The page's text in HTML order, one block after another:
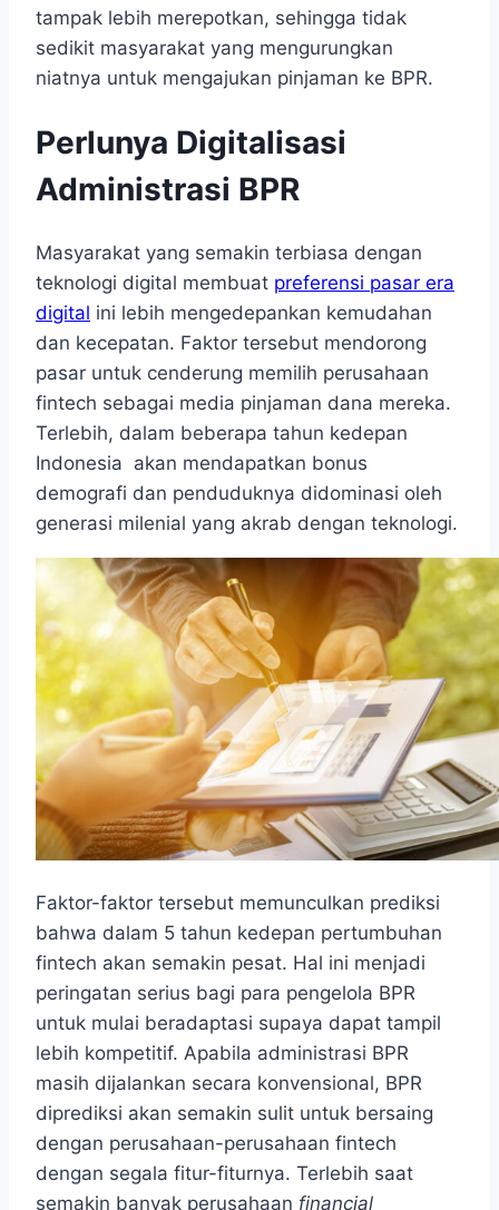
tampak lebih merepotkan, sehingga tidak
sedikit masyarakat yang mengurungkan
niatnya untuk mengajukan pinjaman ke BPR.
Perlunya Digitalisasi
Administrasi BPR
Masyarakat yang semakin terbiasa dengan
teknologi digital membuat preferensi pasar era
digital ini lebih mengedepankan kemudahan
dan kecepatan. Faktor tersebut mendorong
pasar untuk cenderung memilih perusahaan
fintech sebagai media pinjaman dana mereka.
Terlebih, dalam beberapa tahun kedepan
Indonesia akan mendapatkan bonus
demografi dan penduduknya didominasi oleh
generasi milenial yang akrab dengan teknologi.
Faktor-faktor tersebut memunculkan prediksi
bahwa dalam 5 tahun kedepan pertumbuhan
fintech akan semakin pesat. Hal ini menjadi
peringatan serius bagi para pengelola BPR
untuk mulai beradaptasi supaya dapat tampil
lebih kompetitif. Apabila administrasi BPR
masih dijalankan secara konvensional, BPR
diprediksi akan semakin sulit untuk bersaing
dengan perusahaan-perusahaan fintech
dengan segala fitur-fiturnya. Terlebih saat
semakin banyak perusahaan financial